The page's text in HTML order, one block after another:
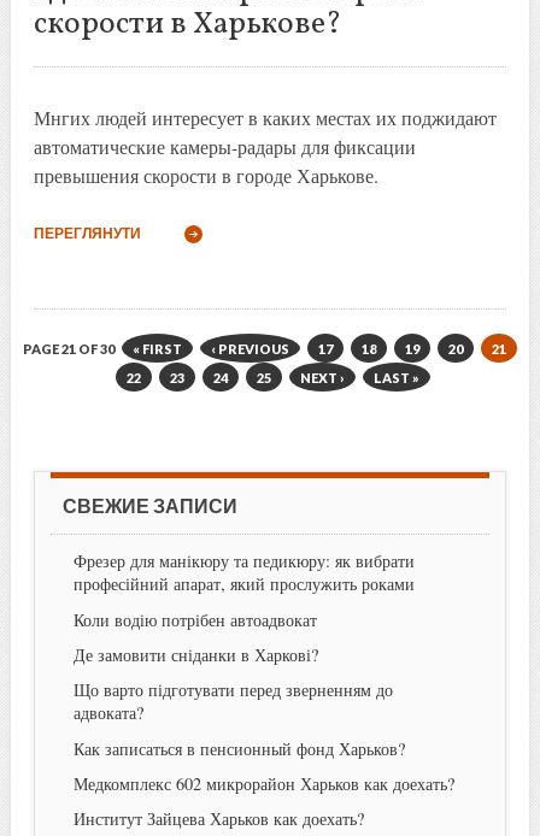
скорости в Харькове?
Мнгих людей интересует в каких местах их поджидают
автоматические камеры-радары для фиксации
превышения скорости в городе Харькове.
ПЕРЕГЛЯНУТИ
PAGE 21 OF 30 « FIRST ‹ PREVIOUS 17 18 19 20
21
22
23 24 25 NEXT › LAST »
СВЕЖИЕ ЗАПИСИ
Фрезер для манікюру та педикюру: як вибрати
професійний апарат, який прослужить роками
Коли водію потрібен автоадвокат
Де замовити сніданки в Харкові?
Що варто підготувати перед зверненням до
адвоката?
Как записаться в пенсионный фонд Харьков?
Медкомплекс 602 микрорайон Харьков как доехать?
Институт Зайцева Харьков как доехать?